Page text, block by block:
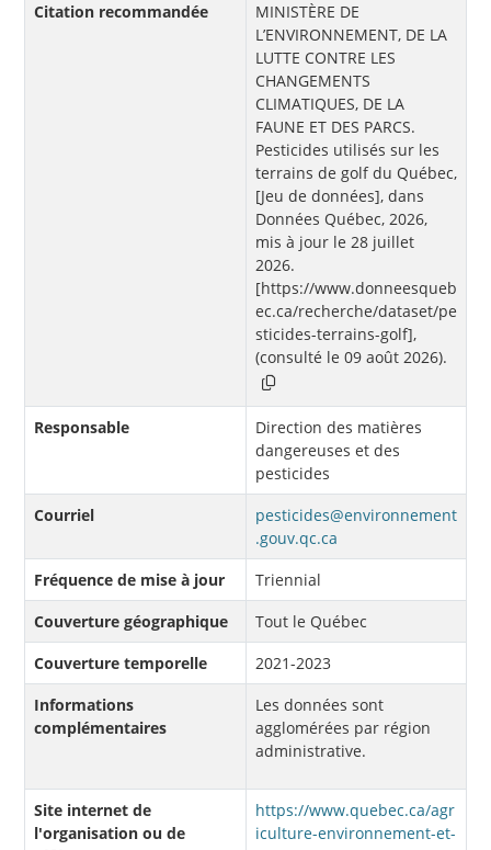
Citation recommandée
MINISTÈRE DE
L’ENVIRONNEMENT, DE LA
LUTTE CONTRE LES
CHANGEMENTS
CLIMATIQUES, DE LA
FAUNE ET DES PARCS.
Pesticides utilisés sur les
terrains de golf du Québec,
[Jeu de données], dans
Données Québec, 2026,
mis à jour le 28 juillet
2026.
[https://www.donneesqueb
ec.ca/recherche/dataset/pe
sticides-terrains-golf],
(consulté le 09 août 2026).
Responsable
Direction des matières
dangereuses et des
pesticides
Courriel
pesticides@environnement
.gouv.qc.ca
Fréquence de mise à jour
Triennial
Couverture géographique
Tout le Québec
Couverture temporelle
2021-2023
Informations
complémentaires
Les données sont
agglomérées par région
administrative.
Site internet de
l'organisation ou de
https://www.quebec.ca/agr
iculture-environnement-et-